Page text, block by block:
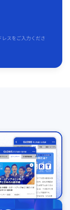
スをご入力くださ